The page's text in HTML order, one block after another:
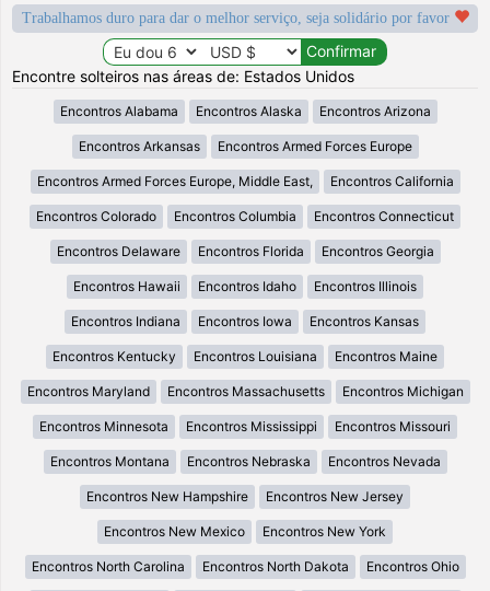
Trabalhamos duro para dar o melhor serviço, seja solidário por favor
Encontre solteiros nas áreas de: Estados Unidos
Encontros Alabama Encontros Alaska Encontros Arizona
Encontros Arkansas Encontros Armed Forces Europe
Encontros Armed Forces Europe, Middle East, Encontros California
Encontros Colorado Encontros Columbia Encontros Connecticut
Encontros Delaware Encontros Florida Encontros Georgia
Encontros Hawaii Encontros Idaho Encontros Illinois
Encontros Indiana Encontros Iowa Encontros Kansas
Encontros Kentucky Encontros Louisiana Encontros Maine
Encontros Maryland Encontros Massachusetts Encontros Michigan
Encontros Minnesota Encontros Mississippi Encontros Missouri
Encontros Montana Encontros Nebraska Encontros Nevada
Encontros New Hampshire Encontros New Jersey
Encontros New Mexico Encontros New York
Encontros North Carolina Encontros North Dakota Encontros Ohio